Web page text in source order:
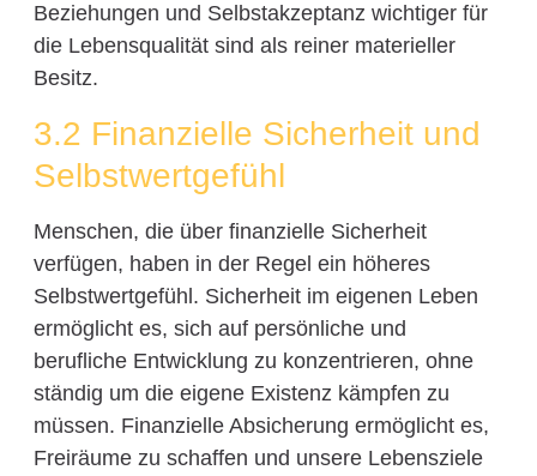
Beziehungen und Selbstakzeptanz wichtiger für
die Lebensqualität sind als reiner materieller
Besitz.
3.2 Finanzielle Sicherheit und
Selbstwertgefühl
Menschen, die über finanzielle Sicherheit
verfügen, haben in der Regel ein höheres
Selbstwertgefühl. Sicherheit im eigenen Leben
ermöglicht es, sich auf persönliche und
berufliche Entwicklung zu konzentrieren, ohne
ständig um die eigene Existenz kämpfen zu
müssen. Finanzielle Absicherung ermöglicht es,
Freiräume zu schaffen und unsere Lebensziele